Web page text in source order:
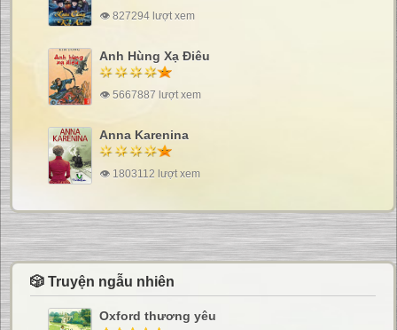
👁 827294 lượt xem
Anh Hùng Xạ Điêu
👁 5667887 lượt xem
Anna Karenina
👁 1803112 lượt xem
🎲 Truyện ngẫu nhiên
Oxford thương yêu